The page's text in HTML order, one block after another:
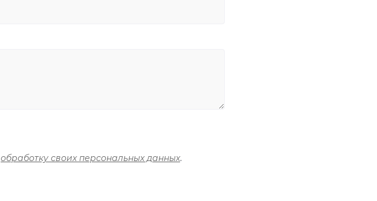
обработку своих персональных данных.